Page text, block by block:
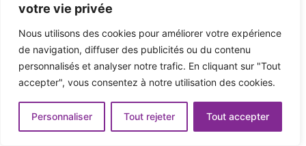
votre vie privée
Nous utilisons des cookies pour améliorer votre expérience
de navigation, diffuser des publicités ou du contenu
personnalisés et analyser notre trafic. En cliquant sur "Tout
accepter", vous consentez à notre utilisation des cookies.
Personnaliser Tout rejeter Tout accepter